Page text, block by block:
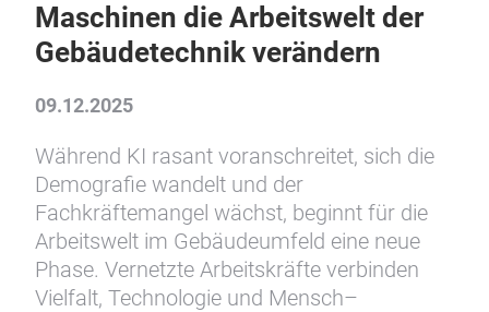
Maschinen die Arbeitswelt der
Gebäudetechnik verändern
09.12.2025
Während KI rasant voranschreitet, sich die
Demografie wandelt und der
Fachkräftemangel wächst, beginnt für die
Arbeitswelt im Gebäudeumfeld eine neue
Phase. Vernetzte Arbeitskräfte verbinden
Vielfalt, Technologie und Mensch–